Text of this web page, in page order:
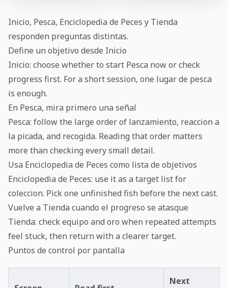
Inicio, Pesca, Enciclopedia de Peces y Tienda
responden preguntas distintas.
Define un objetivo desde Inicio
Inicio: choose whether to start Pesca now or check
progress first. For a short session, one lugar de pesca
is enough.
En Pesca, mira primero una señal
Pesca: follow the large order of lanzamiento, reaccion a
la picada, and recogida. Reading that order matters
more than checking every small detail.
Usa Enciclopedia de Peces como lista de objetivos
Enciclopedia de Peces: use it as a target list for
coleccion. Pick one unfinished fish before the next cast.
Vuelve a Tienda cuando el progreso se atasque
Tienda: check equipo and oro when repeated attempts
feel stuck, then return with a clearer target.
Puntos de control por pantalla
Next